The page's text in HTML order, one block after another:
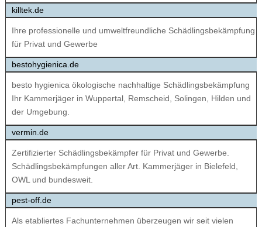
killtek.de
Ihre professionelle und umweltfreundliche Schädlingsbekämpfung
für Privat und Gewerbe
bestohygienica.de
besto hygienica ökologische nachhaltige Schädlingsbekämpfung
Ihr Kammerjäger in Wuppertal, Remscheid, Solingen, Hilden und
der Umgebung.
vermin.de
Zertifizierter Schädlingsbekämpfer für Privat und Gewerbe.
Schädlingsbekämpfungen aller Art. Kammerjäger in Bielefeld,
OWL und bundesweit.
pest-off.de
Als etabliertes Fachunternehmen überzeugen wir seit vielen